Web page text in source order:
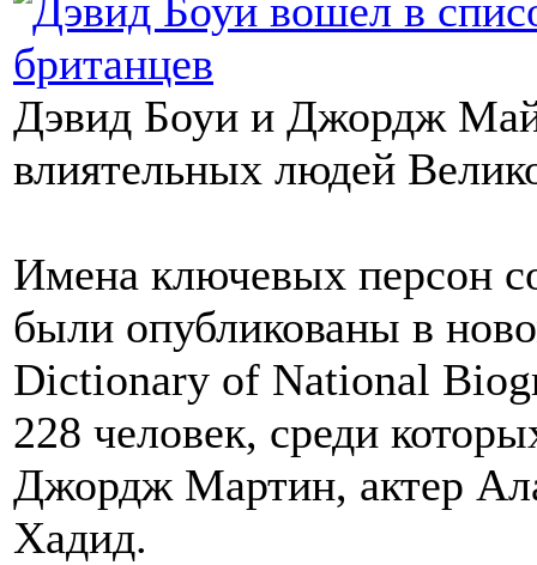
Дэвид Боуи и Джордж
влиятельных людей
Имена ключевых персон
были опубликованы в
Dictionary of National
228 человек, среди
Джордж Мартин, актер
Хадид.